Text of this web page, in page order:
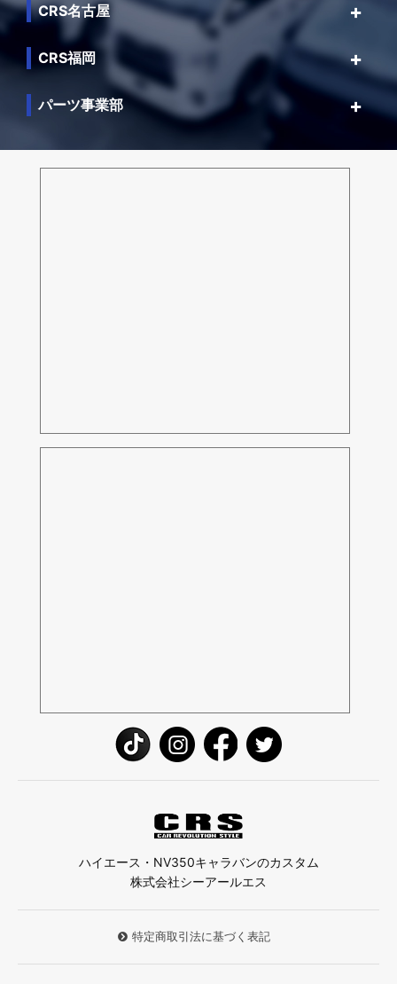
CRS名古屋
CRS福岡
パーツ事業部
ハイエース・NV350キャラバンのカスタム
株式会社シーアールエス
特定商取引法に基づく表記